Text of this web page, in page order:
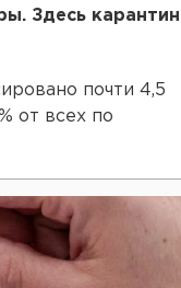
Здесь карантин
почти 4,5
от всех по